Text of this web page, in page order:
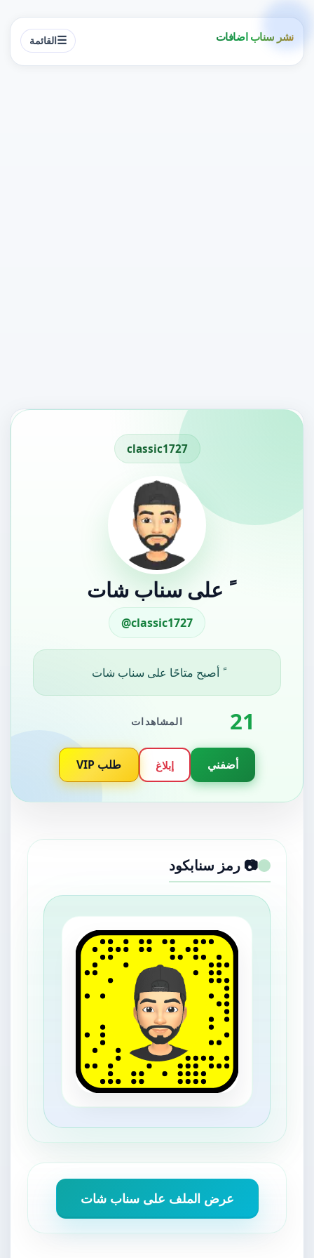
نشر سناب اضافات ☰ القائمة
classic1727
ً على سناب شات
@classic1727
ً أصبح متاحًا على سناب شات
21 المشاهدات
أضفني إبلاغ طلب VIP
📷 رمز سنابكود
عرض الملف على سناب شات